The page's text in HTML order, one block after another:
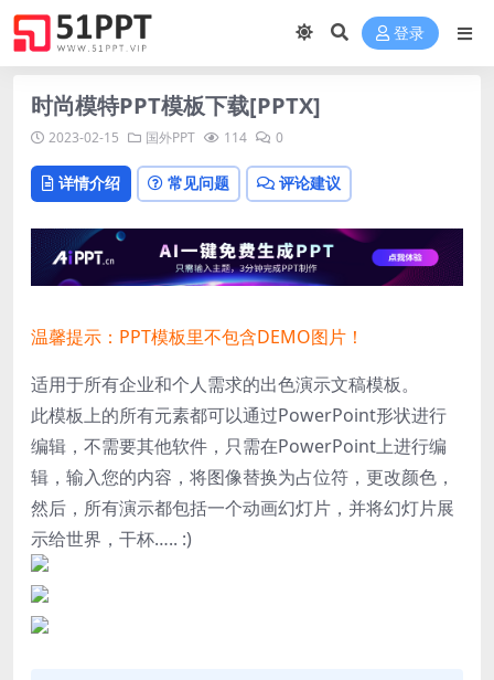
登录
时尚模特PPT模板下载[PPTX]
2023-02-15 国外PPT 114 0
详情介绍 常见问题 评论建议
温馨提示：PPT模板里不包含DEMO图片！
适用于所有企业和个人需求的出色演示文稿模板。
此模板上的所有元素都可以通过PowerPoint形状进行
编辑，不需要其他软件，只需在PowerPoint上进行编
辑，输入您的内容，将图像替换为占位符，更改颜色，
然后，所有演示都包括一个动画幻灯片，并将幻灯片展
示给世界，干杯….. :)